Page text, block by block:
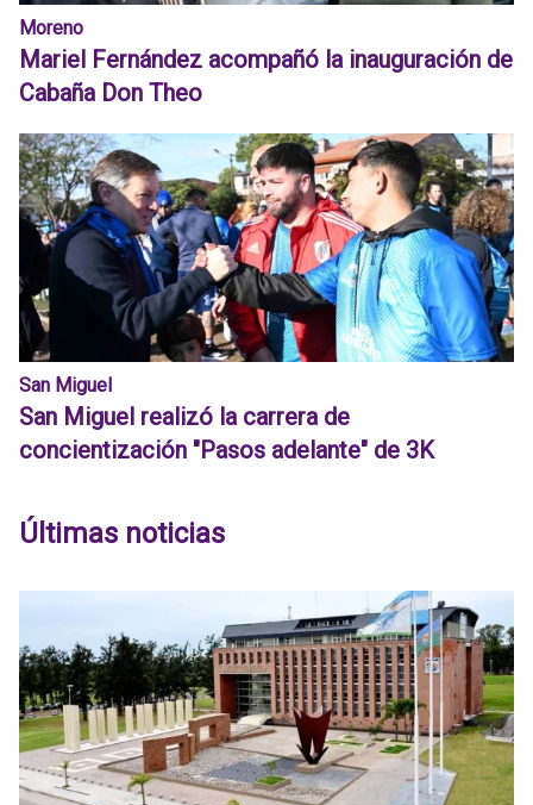
Moreno
Mariel Fernández acompañó la inauguración de
Cabaña Don Theo
San Miguel
San Miguel realizó la carrera de
concientización "Pasos adelante" de 3K
Últimas noticias